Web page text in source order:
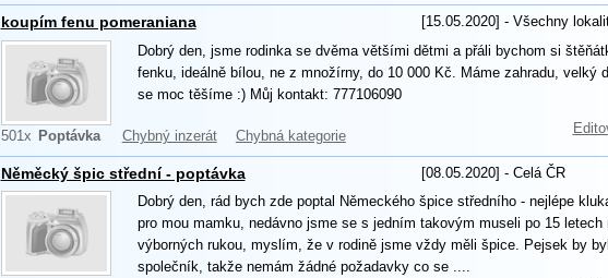
koupím fenu pomeraniana [15.05.2020] - Všechny
Dobrý den, jsme rodinka se dvěma většími dětmi a přáli bychom si
fenku, ideálně bílou, ne z množírny, do 10 000 Kč. Máme zahradu, velký
se moc těšíme :) Můj kontakt: 777106090
501x Poptávka Chybný inzerát Chybná kategorie
Něměcký špic střední - poptávka [08.05.2020] - Celá ČR
Dobrý den, rád bych zde poptal Německého špice středního - nejlépe
pro mou mamku, nedávno jsme se s jedním takovým museli po 15
výborných rukou, myslím, že v rodině jsme vždy měli špice. Pejsek by
společník, takže nemám žádné požadavky co se ....